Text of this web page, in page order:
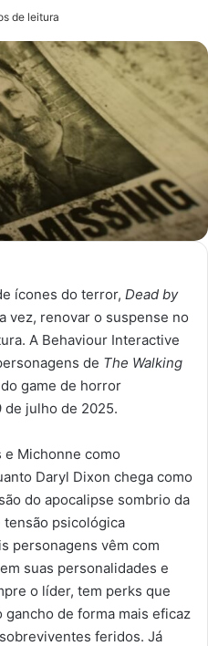
de leitura
ícones do terror, Dead by
vez, renovar o suspense no
A Behaviour Interactive
de The Walking
game de horror
julho de 2025.
e Michonne como
Daryl Dixon chega como
do apocalipse sombrio da
tensão psicológica
personagens vêm com
suas personalidades e
o líder, tem perks que
de forma mais eficaz
feridos. Já